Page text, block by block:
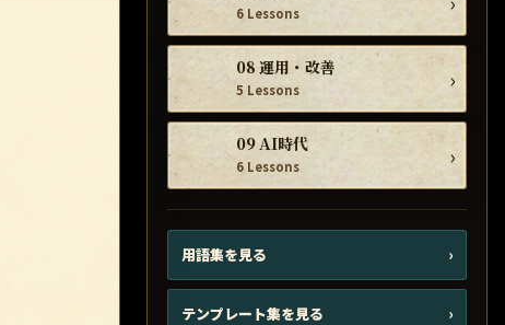
6 Lessons
08 運用・改善
5 Lessons ›
09 AI時代
6 Lessons ›
用語集を見る ›
テンプレート集を見る ›